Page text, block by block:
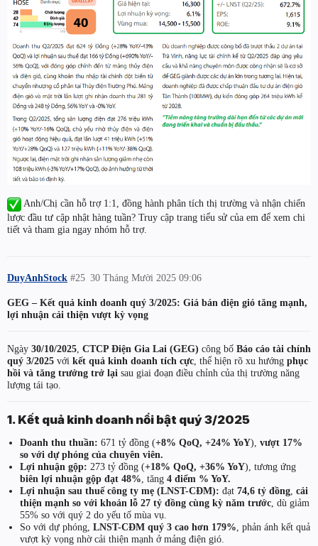
Anh/Chị cần hỗ trợ 1:1, đồng hành phân tích thị trường và nhận chiến
lược đầu tư cập nhật hàng tuần? Truy cập trang tiểu sử của em để xem chi
tiết và tham gia ngay nhóm hỗ trợ.
DuyAnhStock 30 Tháng Mười 2025 09:06
#25
GEG – Kết quả kinh doanh quý 3/2025: Giá bán điện gió tăng mạnh,
lợi nhuận cải thiện vượt kỳ vọng
Ngày 30/10/2025 CTCP Điện Gia Lai (GEG) công bố Báo cáo tài chính
quý 3/2025 với kết quả kinh doanh tích cực , thể hiện rõ xu hướng phục
hồi và tăng trưởng trở lại sau giai đoạn điều chỉnh của thị trường năng
lượng tái tạo.
1. Kết quả kinh doanh nổi bật quý 3/2025
Doanh thu thuần: 671 tỷ đồng (+8% QoQ, +24% YoY), vượt 17%
so với dự phóng của chuyên viên.
Lợi nhuận gộp: 273 tỷ đồng (+18% QoQ, +36% YoY), tương ứng
biên lợi nhuận gộp đạt 48%, tăng 4 điểm % YoY.
Lợi nhuận sau thuế công ty mẹ (LNST-CĐM): đạt 74,6 tỷ đồng, cải
thiện mạnh so với khoản lỗ 27 tỷ đồng cùng kỳ năm trước, dù giảm
55% so với quý 2 do yếu tố mùa vụ.
So với dự phóng, LNST-CĐM quý 3 cao hơn 179%, phản ánh kết quả
vượt kỳ vọng nhờ cải thiện mạnh ở mảng điện gió.